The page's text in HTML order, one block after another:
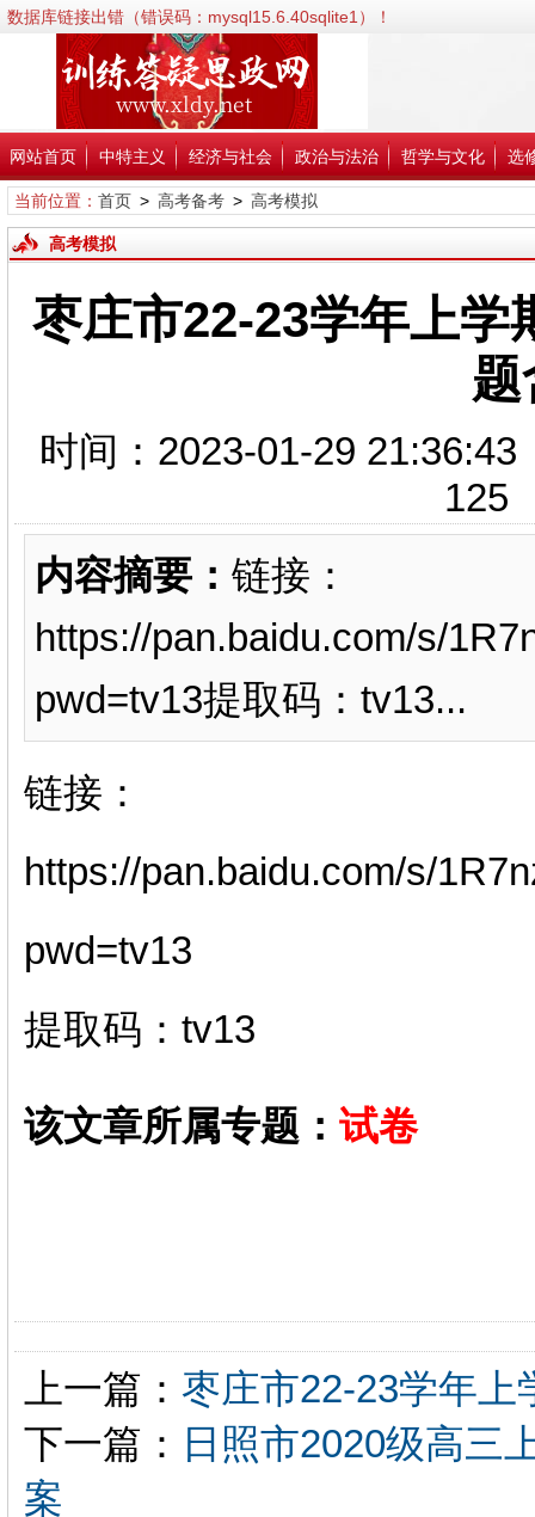
数据库链接出错（错误码：mysql15.6.40sqlite1）！
错误信息:SQLSTATE[HY000] [2002] No such file or directory；
错误代码:2002；
文件:/www/wwwroot/xldy.net/inc/classPdoDb.php；
行号:38；
网站首页 中特主义 经济与社会 政治与法治 哲学与文化 选
当前位置： 首页> 高考备考> 高考模拟
高考模拟
枣庄市22-23学年上学
题
时间：2023-01-29
125
内容摘要： 链接：
https://pan.baidu.com/s/
pwd=tv13提取码：tv13...
链接：
https://pan.baidu.com/s/
pwd=tv13
提取码：tv13
该文章所属专题： 试卷
上一篇： 枣庄市22-23学年上
下一篇： 日照市2020级高三
案